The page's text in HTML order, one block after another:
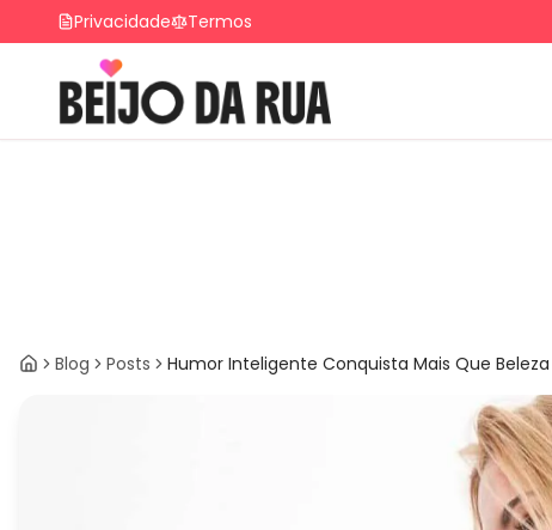
Privacidade Termos
HomeBlog Posts Humor Inteligente Conquista Mais Que Beleza